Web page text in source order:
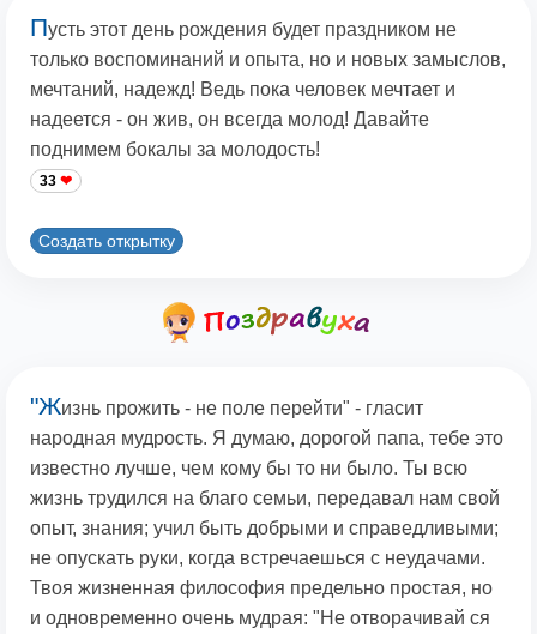
Пусть этот день рождения будет праздником не
только воспоминаний и опыта, но и новых замыслов,
мечтаний, надежд! Ведь пока человек мечтает и
надеется - он жив, он всегда молод! Давайте
поднимем бокалы за молодость!
33
Создать открытку
"Жизнь прожить - не поле перейти" - гласит
народная мудрость. Я думаю, дорогой папа, тебе это
известно лучше, чем кому бы то ни было. Ты всю
жизнь трудился на благо семьи, передавал нам свой
опыт, знания; учил быть добрыми и справедливыми;
не опускать руки, когда встречаешься с неудачами.
Твоя жизненная философия предельно простая, но
и одновременно очень мудрая: "Не отворачивай ся